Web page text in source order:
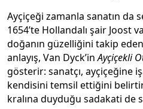
Ayçiçeği zamanla sanatın da
1654’te Hollandalı şair Joost
doğanın güzelliğini takip
anlayış, Van Dyck’inAyçiçekli
gösterir: sanatçı, ayçiçeğine
kendisini temsil ettiğini belirtir.
kralına duyduğu sadakati de